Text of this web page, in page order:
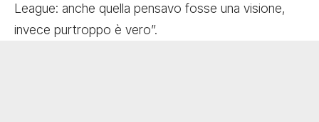
League: anche quella pensavo fosse una visione,
invece purtroppo è vero”.